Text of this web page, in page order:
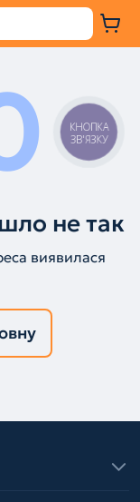
не так
виявилася
КНОПКА
ЗВ'ЯЗКУ